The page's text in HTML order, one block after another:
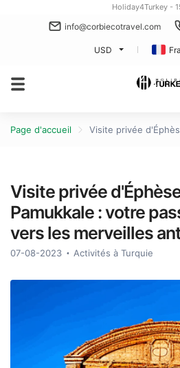
Holiday4Turkey -
info@corbiecotravel.com
USD
Page d'accueil Visite privée
Visite privée
Pamukkale : votre
vers les merveilles
07-08-2023 Activités à Turquie